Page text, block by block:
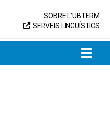
SOBRE L’UBTERM
SERVEIS LINGÜÍSTICS